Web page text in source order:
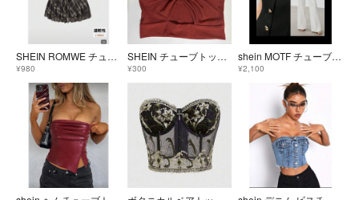
SHEIN ROMWE チューブトップワンピース チェック柄 チューブ
¥980
SHEIN チューブトップ オレンジ ブラウン セクシー
¥300
shein MOTF チューブトップ ゴールドボタン xs ブラック
¥2,100